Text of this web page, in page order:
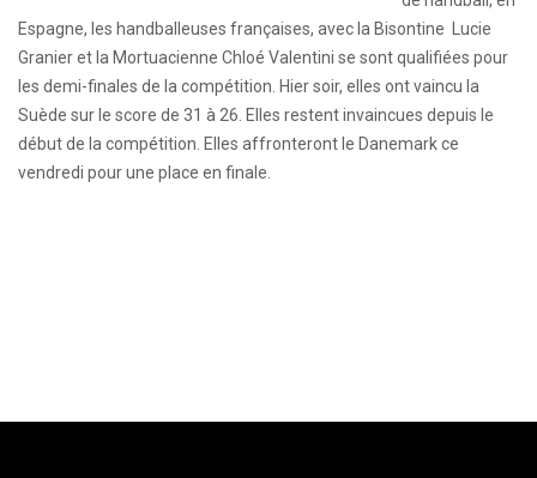
Espagne, les handballeuses françaises, avec la Bisontine Lucie
Granier et la Mortuacienne Chloé Valentini se sont qualifiées pour
les demi-finales de la compétition. Hier soir, elles ont vaincu la
Suède sur le score de 31 à 26. Elles restent invaincues depuis le
début de la compétition. Elles affronteront le Danemark ce
vendredi pour une place en finale.